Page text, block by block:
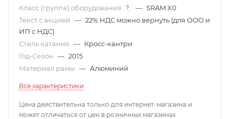
Класс (группа) оборудования
? — SRAM X0
Текст с акцией — 22% НДС можно вернуть (для ООО и
ИП с НДС)
Стиль катания — Кросс-кантри
Год-Сезон — 2015
Материал рамы — Алюминий
Все характеристики
Цена действительна только для интернет-магазина и
может отличаться от цен в розничных магазинах